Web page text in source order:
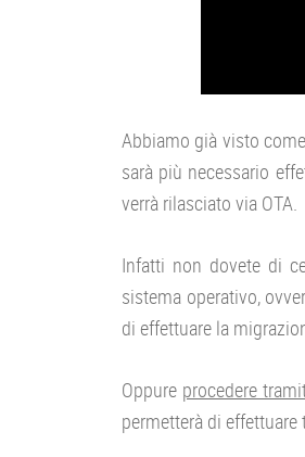
Abbiamo già visto come
sarà più necessario
verrà rilasciato via OTA.
Infatti non dovete di
sistema operativo,
di effettuare la
Oppure procedere
permetterà di